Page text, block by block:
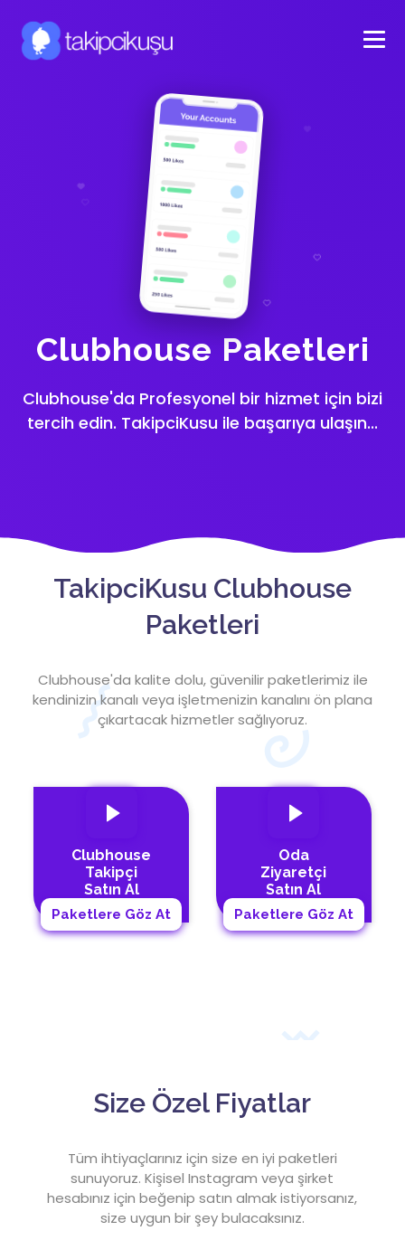
Clubhouse Paketleri
Clubhouse'da Profesyonel bir hizmet için bizi
tercih edin. TakipciKusu ile başarıya ulaşın...
TakipciKusu Clubhouse
Paketleri
Clubhouse'da kalite dolu, güvenilir paketlerimiz ile
kendinizin kanalı veya işletmenizin kanalını ön plana
çıkartacak hizmetler sağlıyoruz.
Clubhouse
Takipçi
Satın Al
Paketlere Göz At
Oda
Ziyaretçi
Satın Al
Paketlere Göz At
Size Özel Fiyatlar
Tüm ihtiyaçlarınız için size en iyi paketleri
sunuyoruz. Kişisel Instagram veya şirket
hesabınız için beğenip satın almak istiyorsanız,
size uygun bir şey bulacaksınız.